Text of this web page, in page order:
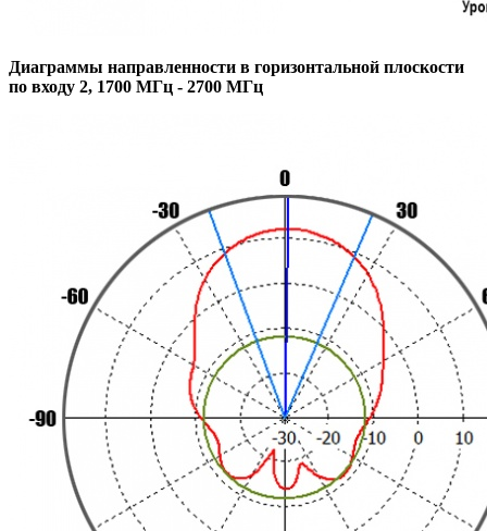
Диаграммы направленности в горизонтальной плоскости
по входу 2, 1700 МГц - 2700 МГц